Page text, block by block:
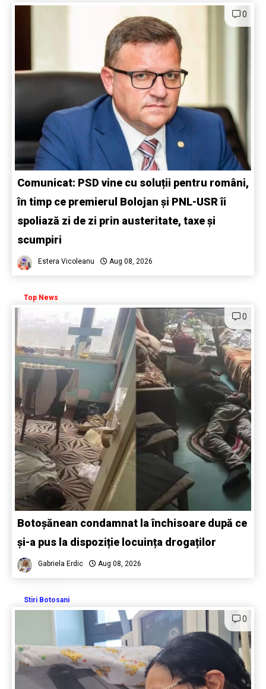
0
Comunicat: PSD vine cu soluții pentru români,
în timp ce premierul Bolojan și PNL-USR îi
spoliază zi de zi prin austeritate, taxe și
scumpiri
Estera Vicoleanu Aug 08, 2026
Top News
0
Botoșănean condamnat la închisoare după ce
și-a pus la dispoziție locuința drogaților
Gabriela Erdic Aug 08, 2026
Stiri Botosani
0